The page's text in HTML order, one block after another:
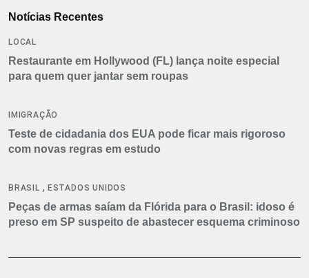
Notícias Recentes
LOCAL
Restaurante em Hollywood (FL) lança noite especial
para quem quer jantar sem roupas
IMIGRAÇÃO
Teste de cidadania dos EUA pode ficar mais rigoroso
com novas regras em estudo
BRASIL , ESTADOS UNIDOS
Peças de armas saíam da Flórida para o Brasil: idoso é
preso em SP suspeito de abastecer esquema criminoso